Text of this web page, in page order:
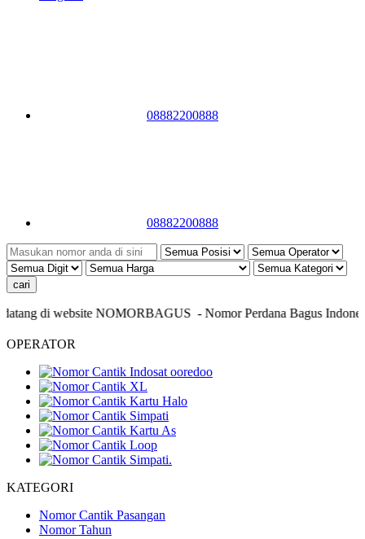
08882200888
08882200888
di website NOMORBAGUS - Nomor Perdana BagusIndonesia
OPERATOR
KATEGORI
Nomor Cantik Pasangan
Nomor Tahun